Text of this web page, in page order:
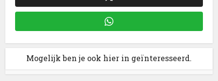
Mogelijk ben je ook hier in geïnteresseerd.